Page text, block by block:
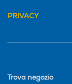
PRIVACY
Trova negozio